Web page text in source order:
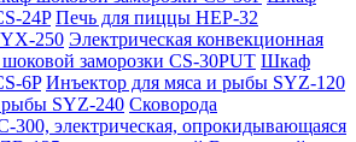
24P Печь для пиццы HEP-32
250 Электрическая конвекционная
заморозки CS-30PUT Шкаф
6P Инъектор для мяса и рыбы SYZ-120
рыбы SYZ-240 Сковорода
электрическая, опрокидывающаяся